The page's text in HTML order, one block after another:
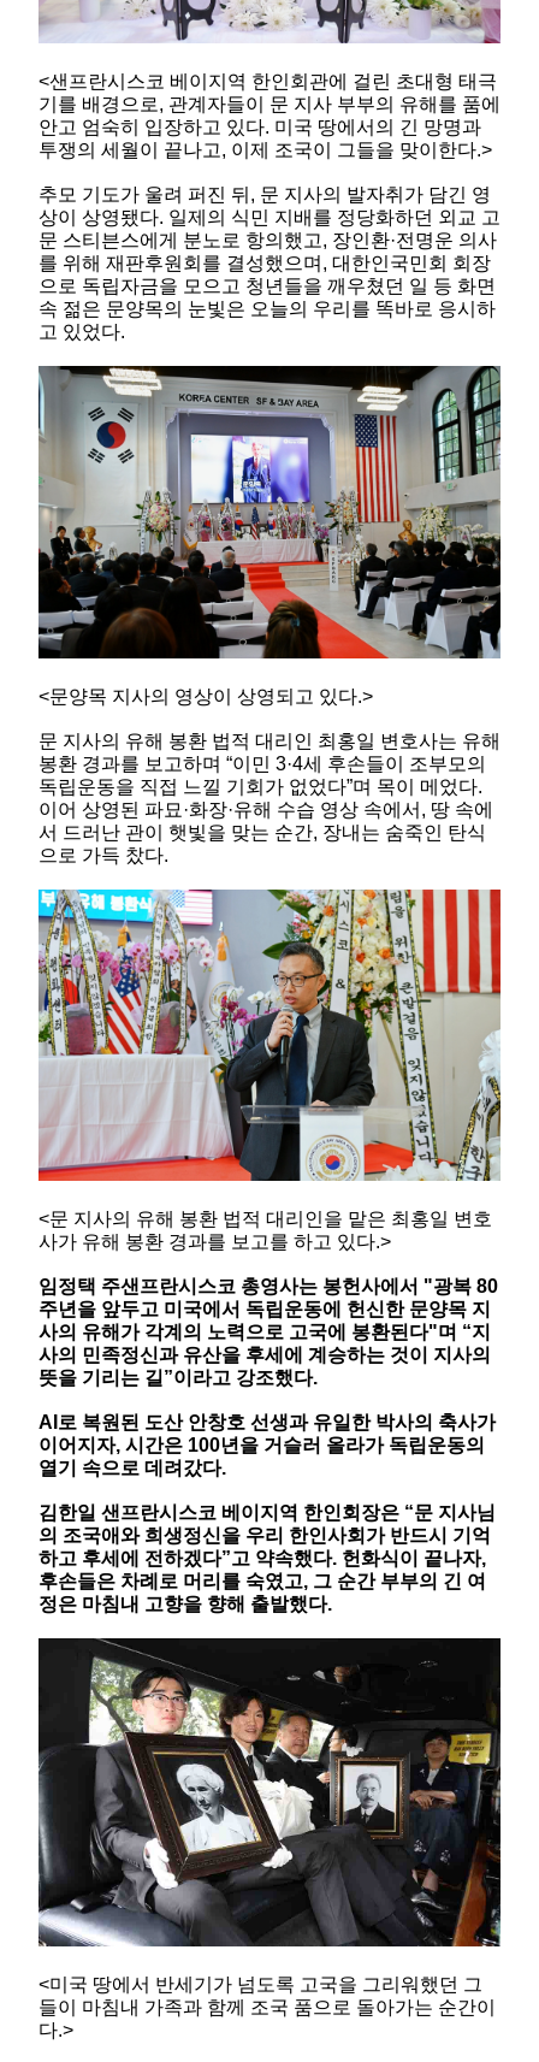
<샌프란시스코 베이지역 한인회관에 걸린 초대형 태극
기를 배경으로, 관계자들이 문 지사 부부의 유해를 품에
안고 엄숙히 입장하고 있다. 미국 땅에서의 긴 망명과
투쟁의 세월이 끝나고, 이제 조국이 그들을 맞이한다.>
추모 기도가 울려 퍼진 뒤, 문 지사의 발자취가 담긴 영
상이 상영됐다. 일제의 식민 지배를 정당화하던 외교 고
문 스티븐스에게 분노로 항의했고, 장인환·전명운 의사
를 위해 재판후원회를 결성했으며, 대한인국민회 회장
으로 독립자금을 모으고 청년들을 깨우쳤던 일 등 화면
속 젊은 문양목의 눈빛은 오늘의 우리를 똑바로 응시하
고 있었다.
<문양목 지사의 영상이 상영되고 있다.>
문 지사의 유해 봉환 법적 대리인 최홍일 변호사는 유해
봉환 경과를 보고하며 “이민 3·4세 후손들이 조부모의
독립운동을 직접 느낄 기회가 없었다”며 목이 메었다.
이어 상영된 파묘·화장·유해 수습 영상 속에서, 땅 속에
서 드러난 관이 햇빛을 맞는 순간, 장내는 숨죽인 탄식
으로 가득 찼다.
<문 지사의 유해 봉환 법적 대리인을 맡은 최홍일 변호
사가 유해 봉환 경과를 보고를 하고 있다.>
임정택 주샌프란시스코 총영사는 봉헌사에서 "광복 80
주년을 앞두고 미국에서 독립운동에 헌신한 문양목 지
사의 유해가 각계의 노력으로 고국에 봉환된다"며 “지
사의 민족정신과 유산을 후세에 계승하는 것이 지사의
뜻을 기리는 길”이라고 강조했다.
AI로 복원된 도산 안창호 선생과 유일한 박사의 축사가
이어지자, 시간은 100년을 거슬러 올라가 독립운동의
열기 속으로 데려갔다.
김한일 샌프란시스코 베이지역 한인회장은 “문 지사님
의 조국애와 희생정신을 우리 한인사회가 반드시 기억
하고 후세에 전하겠다”고 약속했다. 헌화식이 끝나자,
후손들은 차례로 머리를 숙였고, 그 순간 부부의 긴 여
정은 마침내 고향을 향해 출발했다.
<미국 땅에서 반세기가 넘도록 고국을 그리워했던 그
들이 마침내 가족과 함께 조국 품으로 돌아가는 순간이
다.>